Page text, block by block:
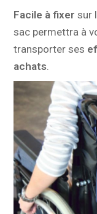
Facile à fixersur
sac permettra à
transporter ses
achats